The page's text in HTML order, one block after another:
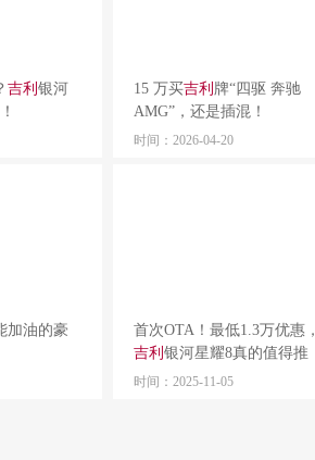
吉利 银河
15 万买吉利 牌“四驱 奔驰
AMG”，还是插混！
时间：2026-04-20
加油的豪
首次OTA！最低1.3万优惠，
吉利 银河星耀8真的值得推
荐！
时间：2025-11-05